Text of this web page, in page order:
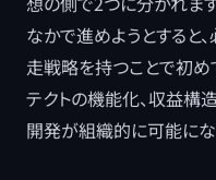
なかで進めようとすると
走戦略を持つことで初め
テクトの機能化、収益構
開発が組織的に可能にな